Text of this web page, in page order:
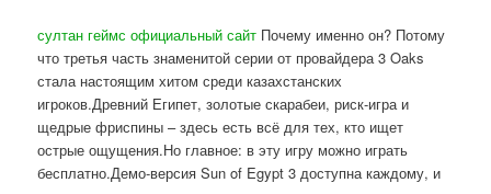
султан геймс официальный сайт Почему именно он? Потому
что третья часть знаменитой серии от провайдера 3 Oaks
стала настоящим хитом среди казахстанских
игроков.Древний Египет, золотые скарабеи, риск-игра и
щедрые фриспины – здесь есть всё для тех, кто ищет
острые ощущения.Но главное: в эту игру можно играть
бесплатно.Демо-версия Sun of Egypt 3 доступна каждому, и